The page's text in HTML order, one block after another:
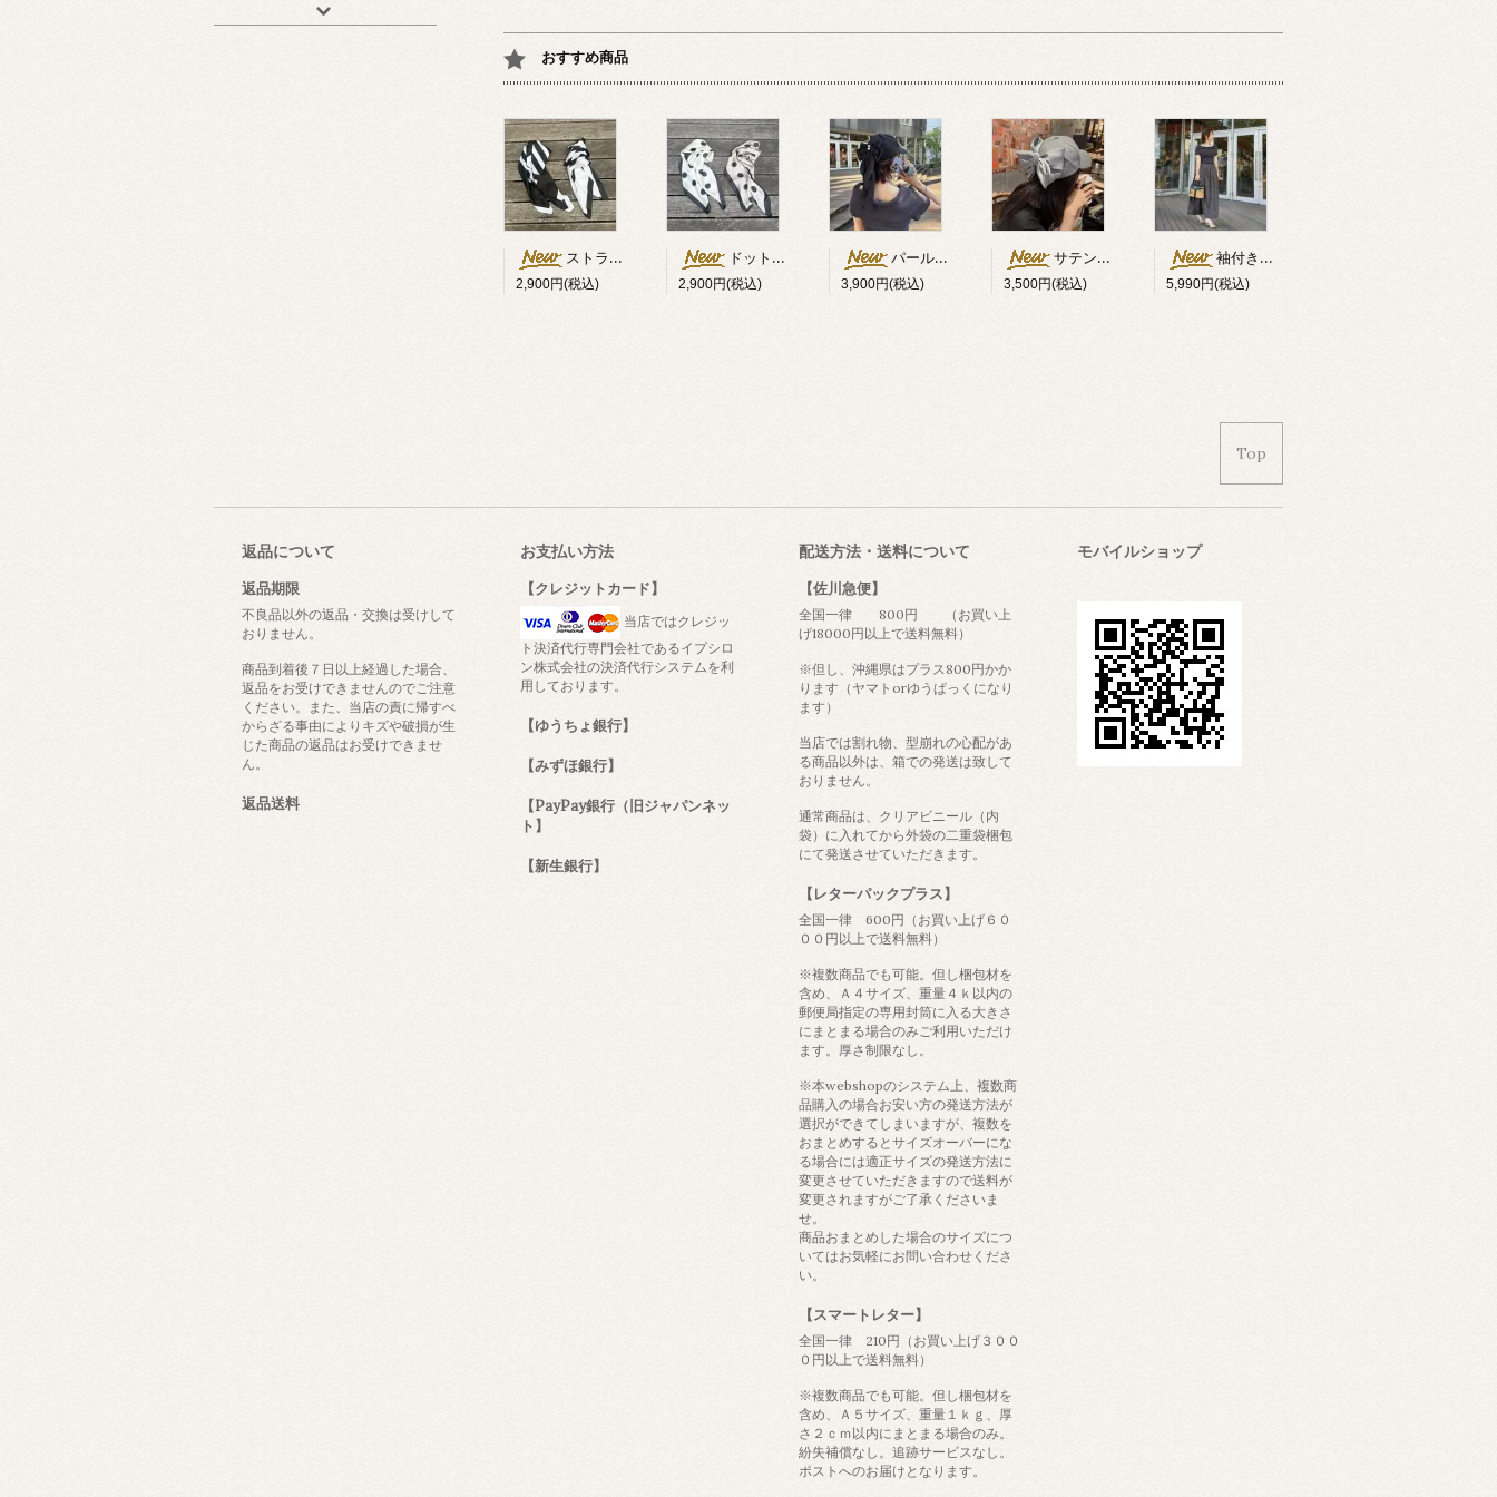
おすすめ商品
ストライプ柄スカーフ
2,900円(税込)
ドット柄スカーフ
2,900円(税込)
パール×リボン付キャップ
3,900円(税込)
サテンダブルリボン付キャップ
3,500円(税込)
袖付きオフショルダー異素材切替ワンピース
5,990円(税込)
Top
返品について
返品期限
不良品以外の返品・交換は受けして
おりません。
商品到着後７日以上経過した場合、
返品をお受けできませんのでご注意
ください。また、当店の責に帰すべ
からざる事由によりキズや破損が生
じた商品の返品はお受けできませ
ん。
返品送料
お支払い方法
【クレジットカード】
当店ではクレジッ
ト決済代行専門会社であるイプシロ
ン株式会社の決済代行システムを利
用しております。
【ゆうちょ銀行】
【みずほ銀行】
【PayPay銀行（旧ジャパンネッ
ト】
【新生銀行】
配送方法・送料について
【佐川急便】
全国一律 800円 （お買い上
げ18000円以上で送料無料）
※但し、沖縄県はプラス800円かか
ります（ヤマトorゆうぱっくになり
ます）
当店では割れ物、型崩れの心配があ
る商品以外は、箱での発送は致して
おりません。
通常商品は、クリアビニール（内
袋）に入れてから外袋の二重袋梱包
にて発送させていただきます。
【レターパックプラス】
全国一律 600円（お買い上げ６０
００円以上で送料無料）
※複数商品でも可能。但し梱包材を
含め、Ａ４サイズ、重量４ｋ以内の
郵便局指定の専用封筒に入る大きさ
にまとまる場合のみご利用いただけ
ます。厚さ制限なし。
※本webshopのシステム上、複数商
品購入の場合お安い方の発送方法が
選択ができてしまいますが、複数を
おまとめするとサイズオーバーにな
る場合には適正サイズの発送方法に
変更させていただきますので送料が
変更されますがご了承くださいま
せ。
商品おまとめした場合のサイズにつ
いてはお気軽にお問い合わせくださ
い。
【スマートレター】
全国一律 210円（お買い上げ３００
０円以上で送料無料）
※複数商品でも可能。但し梱包材を
含め、Ａ５サイズ、重量１ｋｇ、厚
さ２ｃｍ以内にまとまる場合のみ。
紛失補償なし。追跡サービスなし。
ポストへのお届けとなります。
モバイルショップ